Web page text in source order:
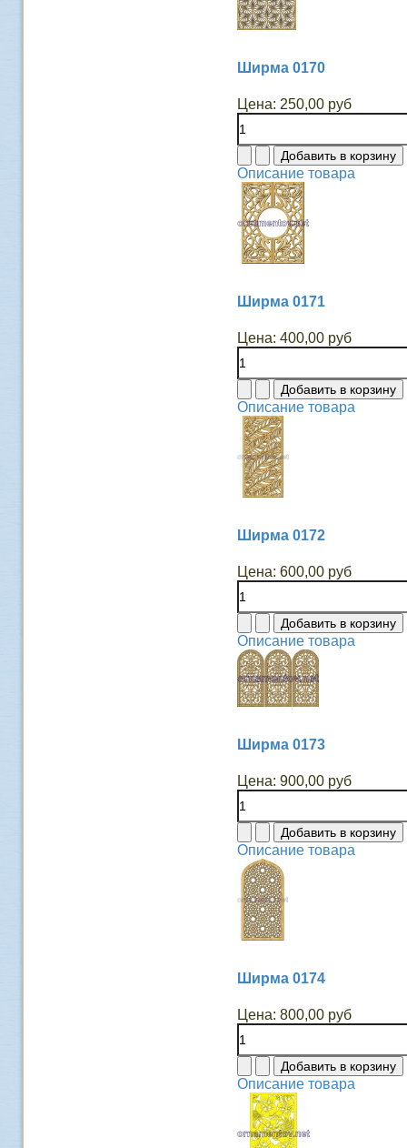
Ширма 0170
Цена: 250,00 руб
Описание товара
Ширма 0171
Цена: 400,00 руб
Описание товара
Ширма 0172
Цена: 600,00 руб
Описание товара
Ширма 0173
Цена: 900,00 руб
Описание товара
Ширма 0174
Цена: 800,00 руб
Описание товара